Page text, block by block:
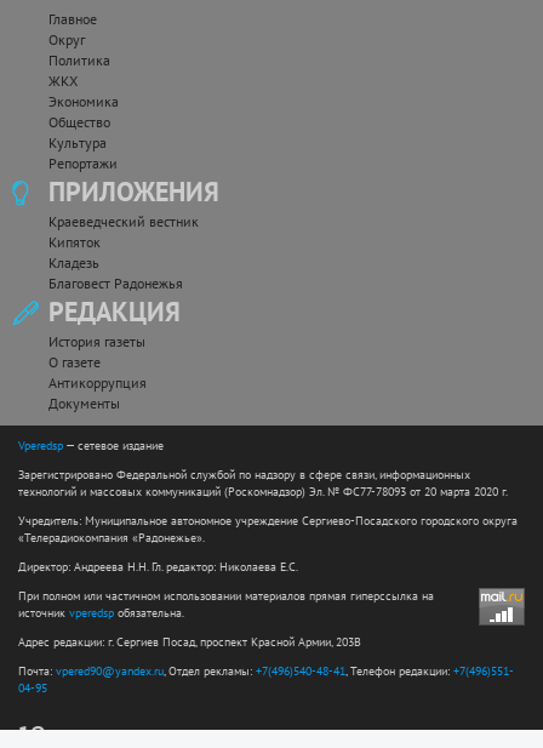
Главное
Округ
Политика
ЖКХ
Экономика
Общество
Культура
Репортажи
ПРИЛОЖЕНИЯ
Краеведческий вестник
Кипяток
Кладезь
Благовест Радонежья
РЕДАКЦИЯ
История газеты
О газете
Антикоррупция
Документы
Vperedsp — сетевое издание
Зарегистрировано Федеральной службой по надзору в сфере связи, информационных
технологий и массовых коммуникаций (Роскомнадзор) Эл. № ФС77-78093 от 20 марта 2020 г.
Учредитель: Муниципальное автономное учреждение Сергиево-Посадского городского округа
«Телерадиокомпания «Радонежье».
Директор: Андреева Н.Н. Гл. редактор: Николаева Е.С.
При полном или частичном использовании материалов прямая гиперссылка на
источник vperedsp обязательна.
Адрес редакции: г. Сергиев Посад, проспект Красной Армии, 203В
Почта: vpered90@yandex.ru, Отдел рекламы: +7(496)540-48-41, Телефон редакции: +7(496)551-
04-95
12+